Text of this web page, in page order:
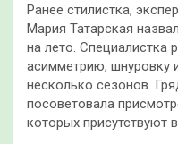
Ранее стилистка,
Мария Татарская
на лето. Специалистка
асимметрию, шнуровку
несколько сезонов.
посоветовала
которых присутствуют